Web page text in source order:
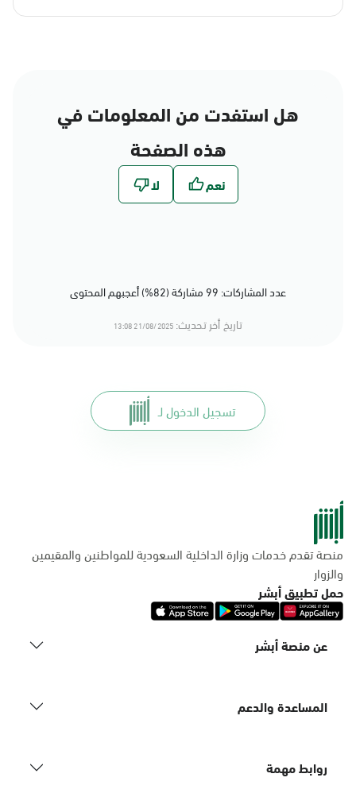
هل استفدت من المعلومات في
هذه الصفحة
عدد المشاركات: 99 مشاركة (82%) أعجبهم المحتوى
تاريخ أخر تحديث: 21/08/2025 13:08
تسجيل الدخول لـ
منصة تقدم خدمات وزارة الداخلية السعودية للمواطنين والمقيمين
والزوار
حمل تطبيق أبشر
عن منصة أبشر
المساعدة والدعم
روابط مهمة